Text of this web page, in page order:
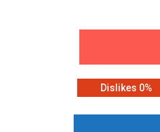
0% Dislikes